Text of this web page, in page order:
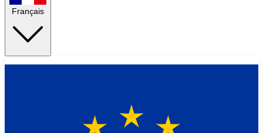
Français